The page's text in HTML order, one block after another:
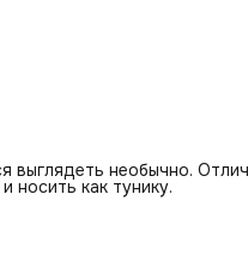
выглядеть необычно.
носить как тунику.